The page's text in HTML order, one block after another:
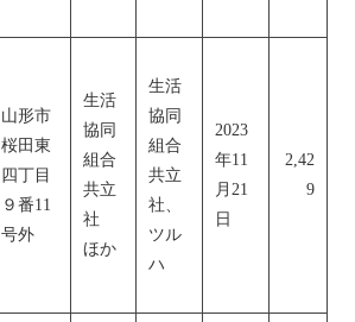
山形市
桜田東
四丁目
９番11
号外
生活
協同
組合
共立
社
ほか
生活
協同
組合
共立
社、
ツル
ハ
2023
年11
月21
日
2,42
9